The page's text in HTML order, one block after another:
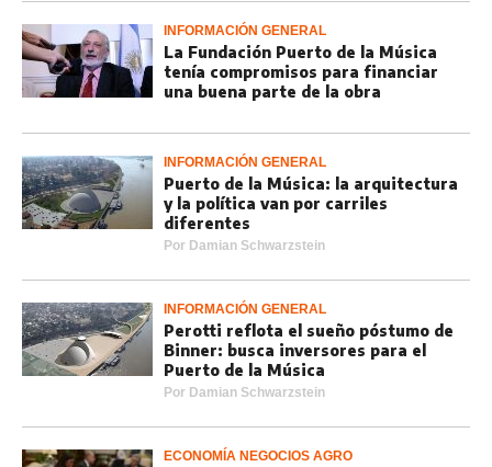
INFORMACIÓN GENERAL
La Fundación Puerto de la Música
tenía compromisos para financiar
una buena parte de la obra
INFORMACIÓN GENERAL
Puerto de la Música: la arquitectura
y la política van por carriles
diferentes
Por Damian Schwarzstein
INFORMACIÓN GENERAL
Perotti reflota el sueño póstumo de
Binner: busca inversores para el
Puerto de la Música
Por Damian Schwarzstein
ECONOMÍA NEGOCIOS AGRO